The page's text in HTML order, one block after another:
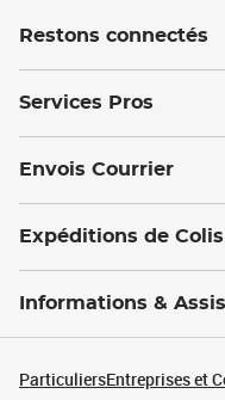
Restons connectés
Services Pros
Envois Courrier
Expéditions de Colis
Informations &
ParticuliersEntreprises et